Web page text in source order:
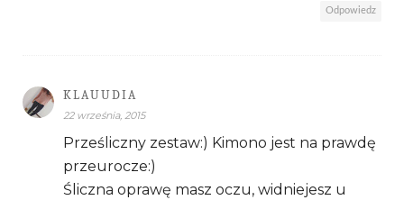
Odpowiedz
KLAUUDIA
22 września, 2015
Prześliczny zestaw:) Kimono jest na prawdę
przeurocze:)
Śliczna oprawę masz oczu, widniejesz u